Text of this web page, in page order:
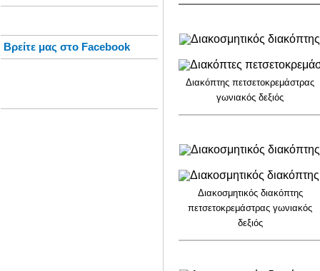
Διακόπτης πετσετοκρεμάστρας
γωνιακός δεξιός
Διακοσμητικός διακόπτης
πετσετοκρεμάστρας γωνιακός
δεξιός
Βρείτε μας στο Facebook